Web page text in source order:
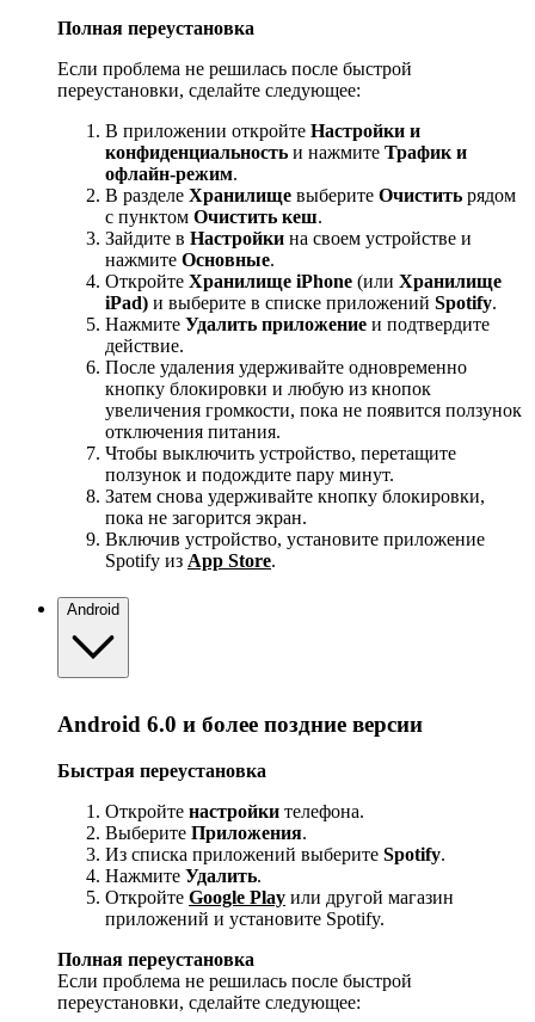
Полная переустановка
Если проблема не решилась после быстрой
переустановки, сделайте следующее:
В приложении откройте Настройки и
конфиденциальность и нажмите Трафик и
офлайн-режим.
В разделе Хранилище выберите Очистить рядом
с пунктом Очистить кеш.
Зайдите в Настройки на своем устройстве и
нажмите Основные.
Откройте Хранилище iPhone (или Хранилище
iPad) и выберите в списке приложений Spotify.
Нажмите Удалить приложение и подтвердите
действие.
После удаления удерживайте одновременно
кнопку блокировки и любую из кнопок
увеличения громкости, пока не появится ползунок
отключения питания.
Чтобы выключить устройство, перетащите
ползунок и подождите пару минут.
Затем снова удерживайте кнопку блокировки,
пока не загорится экран.
Включив устройство, установите приложение
Spotify из App Store.
Android
Android 6.0 и более поздние версии
Быстрая переустановка
Откройте настройки телефона.
Выберите Приложения.
Из списка приложений выберите Spotify.
Нажмите Удалить.
Откройте Google Play или другой магазин
приложений и установите Spotify.
Полная переустановка
Если проблема не решилась после быстрой
переустановки, сделайте следующее: